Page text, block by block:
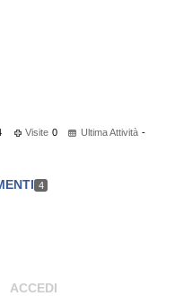
Visite 0 Ultima Attività -
4
ACCEDI